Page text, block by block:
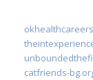
catfriends-